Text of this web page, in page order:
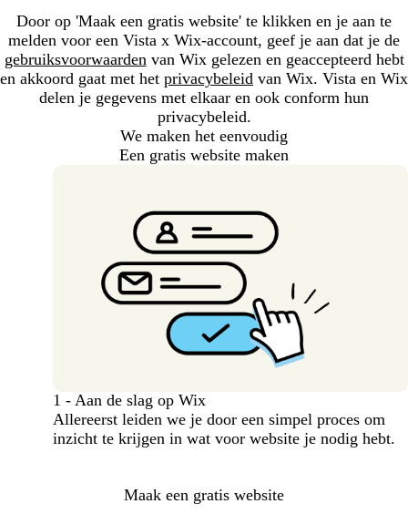
Door op 'Maak een gratis website' te klikken en je aan te
melden voor een Vista x Wix-account, geef je aan dat je de
gebruiksvoorwaarden van Wix gelezen en geaccepteerd hebt
en akkoord gaat met het privacybeleid van Wix. Vista en Wix
delen je gegevens met elkaar en ook conform hun
privacybeleid.
We maken het eenvoudig
Een gratis website maken
1 - Aan de slag op Wix
Allereerst leiden we je door een simpel proces om
inzicht te krijgen in wat voor website je nodig hebt.
Maak een gratis website